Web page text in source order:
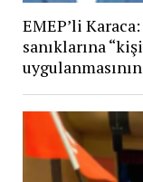
EMEP’li
sanıklarına